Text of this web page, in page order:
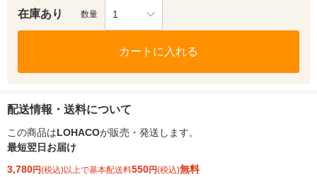
在庫あり 数量 1
カートに入れる
配送情報・送料について
この商品はLOHACOが販売・発送します。
最短翌日お届け
3,780円(税込)以上で基本配送料550円(税込)無料